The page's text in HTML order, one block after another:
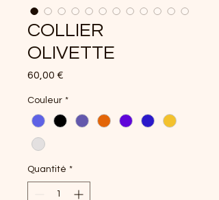
COLLIER
OLIVETTE
60,00 €
Couleur *
Quantité *